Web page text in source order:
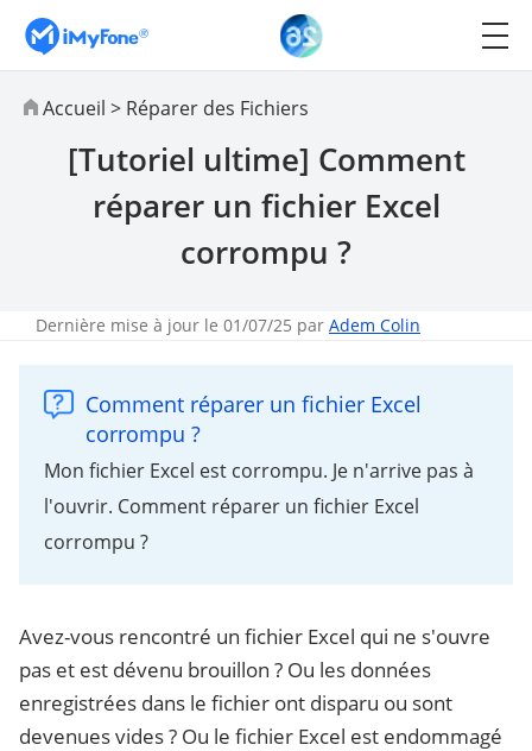
Accueil > Réparer des Fichiers
[Tutoriel ultime] Comment
réparer un fichier Excel
corrompu ?
Dernière mise à jour le 01/07/25 par Adem Colin
Comment réparer un fichier Excel
corrompu ?
Mon fichier Excel est corrompu. Je n'arrive pas à
l'ouvrir. Comment réparer un fichier Excel
corrompu ?
Avez-vous rencontré un fichier Excel qui ne s'ouvre
pas et est dévenu brouillon ? Ou les données
enregistrées dans le fichier ont disparu ou sont
devenues vides ? Ou le fichier Excel est endommagé